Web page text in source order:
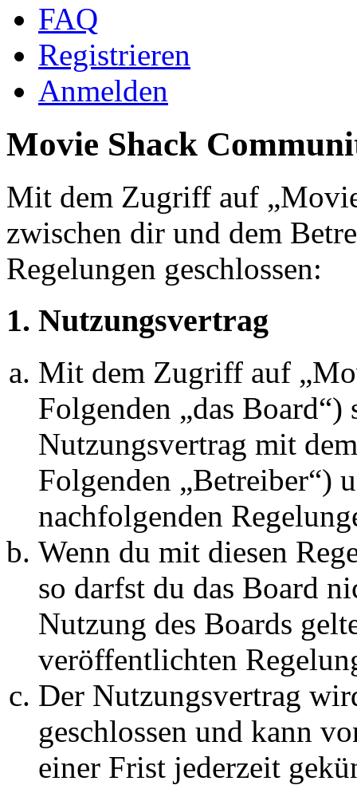
FAQ
Registrieren
Anmelden
Movie Shack
Mit dem Zugriff auf
zwischen dir und dem
Regelungen geschlossen:
1. Nutzungsvertrag
Mit dem Zugriff auf
Folgenden „das
Nutzungsvertrag mit
Folgenden „Betreiber“)
nachfolgenden
Wenn du mit diesen
so darfst du das Board
Nutzung des Boards
veröffentlichten
Der Nutzungsvertrag
geschlossen und kann
einer Frist jederzeit